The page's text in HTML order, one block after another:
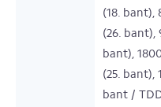
(18. bant),
(26. bant),
bant),
(25. bant),
bant /